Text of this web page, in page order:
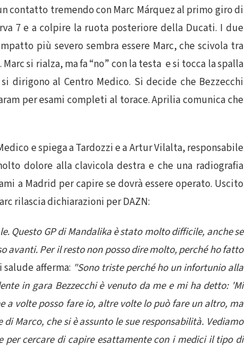
contatto tremendo con Marc Márquez al primo giro di
7 e a colpire la ruota posteriore della Ducati. I due
più severo sembra essere Marc, che scivola tra
si rialza, ma fa “no” con la testa e si tocca la spalla
dirigono al Centro Medico. Si decide che Bezzecchi
per esami completi al torace. Aprilia comunica che
e spiega a Tardozzi e a Artur Vilalta, responsabile
dolore alla clavicola destra e che una radiografia
a Madrid per capire se dovrà essere operato. Uscito
rilascia dichiarazioni per DAZN:
Questo GP di Mandalika è stato molto difficile, anche se
avanti. Per il resto non posso dire molto, perché ho fatto
afferma: "Sono triste perché ho un infortunio alla
in gara Bezzecchi è venuto da me e mi ha detto: 'Mi
a volte posso fare io, altre volte lo può fare un altro, ma
Marco, che si è assunto le sue responsabilità. Vediamo
per cercare di capire esattamente con i medici il tipo di